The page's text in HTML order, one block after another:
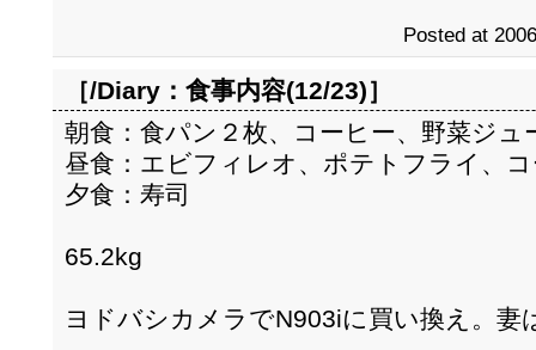
Posted at
［/Diary： 食事内容(12/23)］
朝食：食パン２枚、コーヒー、野菜ジュ
昼食：エビフィレオ、ポテトフライ、
夕食：寿司
65.2kg
ヨドバシカメラでN903iに買い換え。妻